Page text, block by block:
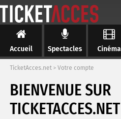
Accueil Spectacles Cinéma
TicketAcces.net > Votre compte
BIENVENUE SUR
TICKETACCES.NET